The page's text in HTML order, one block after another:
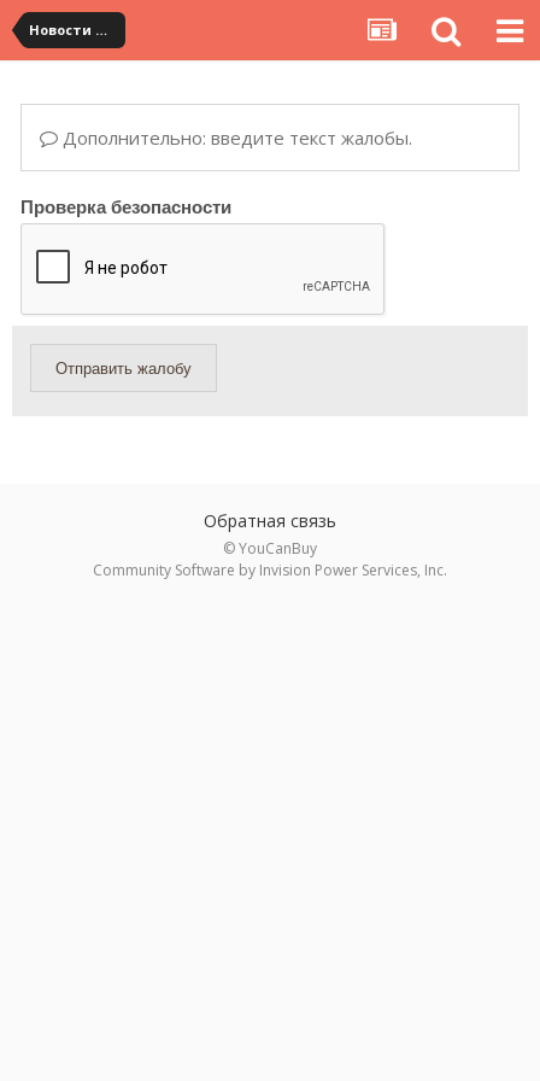
Новости сервиса
Дополнительно: введите текст жалобы.
Проверка безопасности
Отправить жалобу
Обратная связь
© YouCanBuy
Community Software by Invision Power Services, Inc.